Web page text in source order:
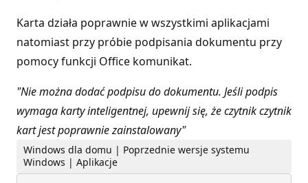
Karta działa poprawnie w wszystkimi aplikacjami
natomiast przy próbie podpisania dokumentu przy
pomocy funkcji Office komunikat.
"Nie można dodać podpisu do dokumentu. Jeśli podpis
wymaga karty inteligentnej, upewnij się, że czytnik czytnik
kart jest poprawnie zainstalowany"
Windows dla domu | Poprzednie wersje systemu
Windows | Aplikacje